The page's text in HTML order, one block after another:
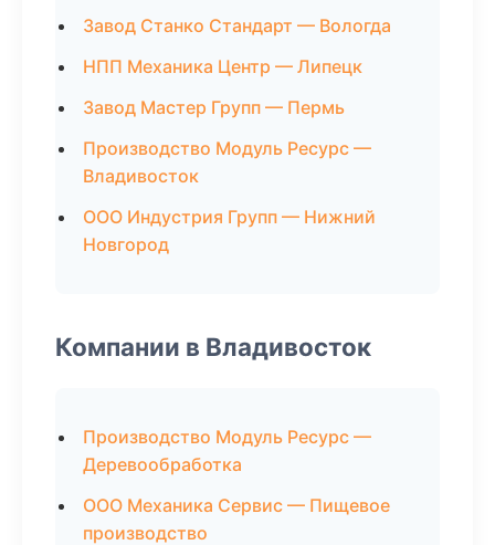
Завод Станко Стандарт — Вологда
НПП Механика Центр — Липецк
Завод Мастер Групп — Пермь
Производство Модуль Ресурс —
Владивосток
ООО Индустрия Групп — Нижний
Новгород
Компании в Владивосток
Производство Модуль Ресурс —
Деревообработка
ООО Механика Сервис — Пищевое
производство